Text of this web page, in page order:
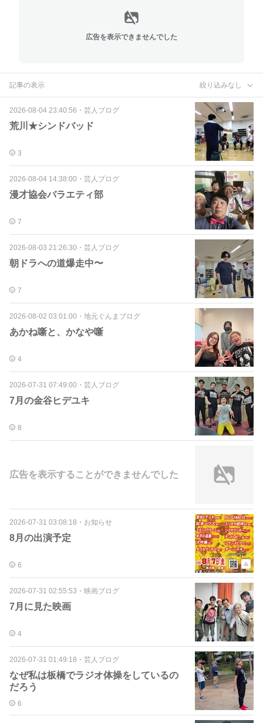
広告を表示できませんでした
記事の表示 絞り込みなし
2026-08-04 23:40:56 ・ 芸人ブログ
荒川★シンドバッド
3
2026-08-04 14:38:00 ・ 芸人ブログ
漫才協会バラエティ部
7
2026-08-03 21:26:30 ・ 芸人ブログ
朝ドラへの道爆走中〜
7
2026-08-02 03:01:00 ・ 地元ぐんまブログ
あかね噺と、かなや噺
4
2026-07-31 07:49:00 ・ 芸人ブログ
7月の金谷ヒデユキ
8
広告を表示することができませんでした
2026-07-31 03:08:18 ・ お知らせ
8月の出演予定
6
2026-07-31 02:55:53 ・ 映画ブログ
7月に見た映画
4
2026-07-31 01:49:18 ・ 芸人ブログ
なぜ私は板橋でラジオ体操をしているの
だろう
6